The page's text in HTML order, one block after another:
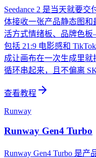
Seedance 2 是当天就要
体接收一张产品静态图
活方式情绪板、品牌色
包括 21:9 电影感和
成让画布在一次生成里
循环串起来，且不偏离
查看教程
Runway
Runway Gen4 Turbo
Runway Gen4 Turbo 是